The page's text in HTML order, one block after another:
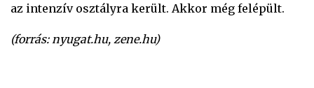
az intenzív osztályra került. Akkor még felépült.
(forrás: nyugat.hu, zene.hu)